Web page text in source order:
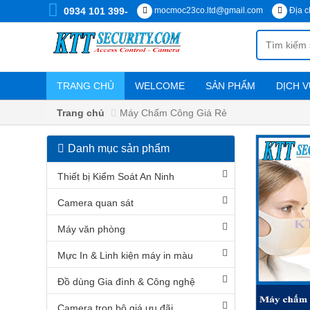
0934 101 399- mocmoc23co.ltd@gmail.com Địa
TRANG CHỦ WELCOME SẢN PHẨM DỊCH
Trang chủ Máy Chấm Công Giá Rẻ
DANH
Soát
Ninh
Danh mục sản phẩm
Thiết bị Kiểm Soát An Ninh
Camera quan sát
Máy văn phòng
Mực In & Linh kiện máy in màu
Đồ dùng Gia đình & Công nghệ